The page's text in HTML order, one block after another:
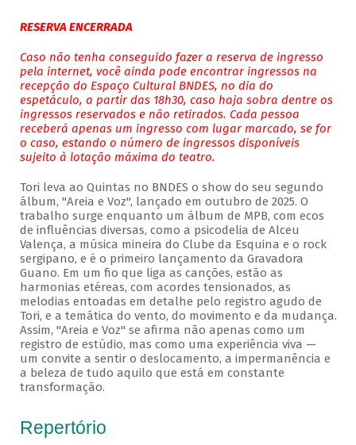
RESERVA ENCERRADA
Caso não tenha conseguido fazer a reserva de ingresso
pela internet, você ainda pode encontrar ingressos na
recepção do Espaço Cultural BNDES, no dia do
espetáculo, a partir das 18h30, caso haja sobra dentre os
ingressos reservados e não retirados. Cada pessoa
receberá apenas um ingresso com lugar marcado, se for
o caso, estando o número de ingressos disponíveis
sujeito à lotação máxima do teatro.
Tori leva ao Quintas no BNDES o show do seu segundo
álbum, "Areia e Voz", lançado em outubro de 2025. O
trabalho surge enquanto um álbum de MPB, com ecos
de influências diversas, como a psicodelia de Alceu
Valença, a música mineira do Clube da Esquina e o rock
sergipano, e é o primeiro lançamento da Gravadora
Guano. Em um fio que liga as canções, estão as
harmonias etéreas, com acordes tensionados, as
melodias entoadas em detalhe pelo registro agudo de
Tori, e a temática do vento, do movimento e da mudança.
Assim, "Areia e Voz" se afirma não apenas como um
registro de estúdio, mas como uma experiência viva —
um convite a sentir o deslocamento, a impermanência e
a beleza de tudo aquilo que está em constante
transformação.
Repertório